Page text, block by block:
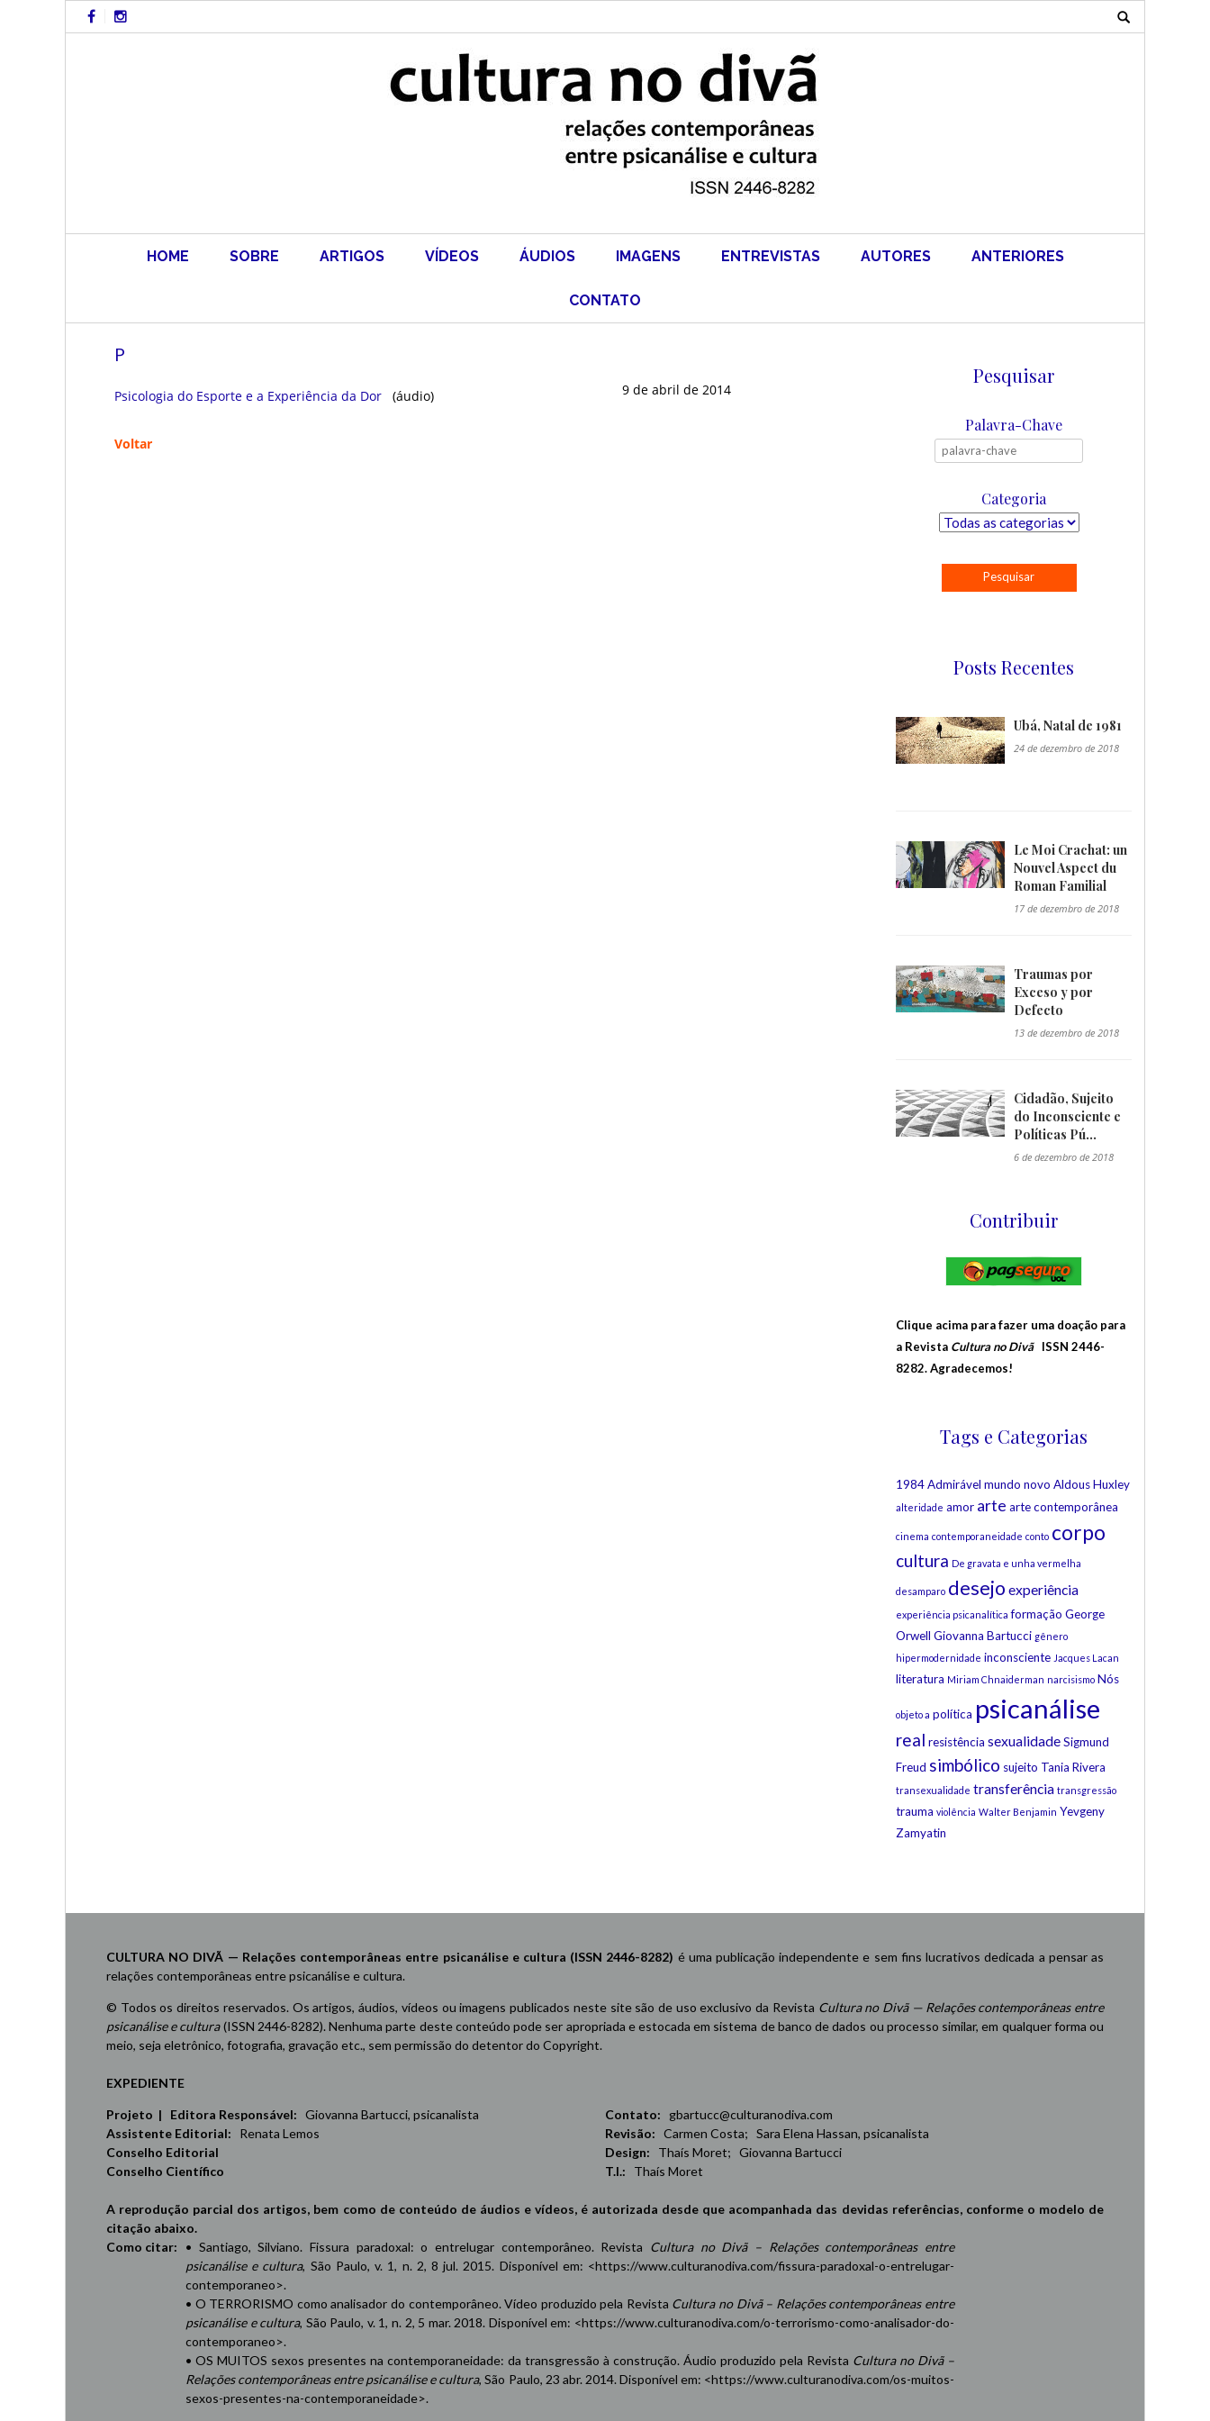
Skip
to
Search
for:
HOME SOBRE ARTIGOS VÍDEOS ÁUDIOS IMAGENS ENTREVISTAS AUTORES ANTERIORES
CONTATO
P
Psicologia do Esporte e a Experiência da Dor (áudio) 9 de abril de 2014
Voltar
Pesquisar
Palavra-Chave
Categoria
Posts Recentes
"/>
Ubá, Natal de 1981
24 de dezembro de 2018
"/>
Le Moi Crachat: un
Nouvel Aspect du
Roman Familial
17 de dezembro de 2018
"/>
Traumas por
Exceso y por
Defecto
13 de dezembro de 2018
"/>
Cidadão, Sujeito
do Inconsciente e
Políticas Pú...
6 de dezembro de 2018
Contribuir
Clique acima para fazer uma doação para
a Revista Cultura no Divã ISSN 2446-
8282. Agradecemos!
Tags e Categorias
1984 Admirável mundo novo Aldous Huxley
alteridade amor arte arte contemporânea
cinema contemporaneidade conto corpo
cultura De gravata e unha vermelha
desamparo desejo experiência
experiência psicanalítica formação George
Orwell Giovanna Bartucci gênero
hipermodernidade inconsciente Jacques Lacan
literatura Miriam Chnaiderman narcisismo Nós
objeto a política psicanálise
real resistência sexualidade Sigmund
Freud simbólico sujeito Tania Rivera
transexualidade transferência transgressão
trauma violência Walter Benjamin Yevgeny
Zamyatin
CULTURA NO DIVÃ — Relações contemporâneas entre psicanálise e cultura (ISSN 2446-8282) é uma publicação independente e sem fins lucrativos dedicada a pensar as
relações contemporâneas entre psicanálise e cultura.
© Todos os direitos reservados. Os artigos, áudios, vídeos ou imagens publicados neste site são de uso exclusivo da Revista Cultura no Divã — Relações contemporâneas entre
psicanálise e cultura(ISSN 2446-8282). Nenhuma parte deste conteúdo pode ser apropriada e estocada em sistema de banco de dados ou processo similar, em qualquer forma ou
meio, seja eletrônico, fotografia, gravação etc., sem permissão do detentor do Copyright.
EXPEDIENTE
Projeto | Editora Responsável: Giovanna Bartucci, psicanalista
Assistente Editorial: Renata Lemos
Conselho Editorial
Conselho Científico
Contato: gbartucc@culturanodiva.com
Revisão: Carmen Costa; Sara Elena Hassan, psicanalista
Design: Thaís Moret; Giovanna Bartucci
T.I.: Thaís Moret
A reprodução parcial dos artigos, bem como de conteúdo de áudios e vídeos, é autorizada desde que acompanhada das devidas referências, conforme o modelo de
citação abaixo.
Como citar:
• Santiago, Silviano. Fissura paradoxal: o entrelugar contemporâneo. Revista Cultura no Divã – Relações contemporâneas entre
psicanálise e cultura, São Paulo, v. 1, n. 2, 8 jul. 2015. Disponível em: <https://www.culturanodiva.com/fissura-paradoxal-o-entrelugar-
contemporaneo>.
• O TERRORISMO como analisador do contemporâneo. Vídeo produzido pela Revista Cultura no Divã – Relações contemporâneas entre
psicanálise e cultura, São Paulo, v. 1, n. 2, 5 mar. 2018. Disponível em: <https://www.culturanodiva.com/o-terrorismo-como-analisador-do-
contemporaneo>.
• OS MUITOS sexos presentes na contemporaneidade: da transgressão à construção. Áudio produzido pela Revista Cultura no Divã –
Relações contemporâneas entre psicanálise e cultura, São Paulo, 23 abr. 2014. Disponível em: <https://www.culturanodiva.com/os-muitos-
sexos-presentes-na-contemporaneidade>.